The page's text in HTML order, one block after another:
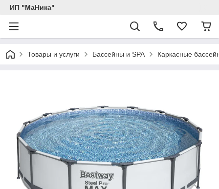
ИП "МаНика"
Товары и услуги Бассейны и SPA Каркасные